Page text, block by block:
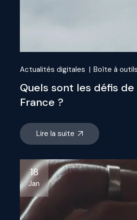
Actualités digitales Boîte à outils
Quels sont les défis de
France ?
Lire la suite
18
Jan